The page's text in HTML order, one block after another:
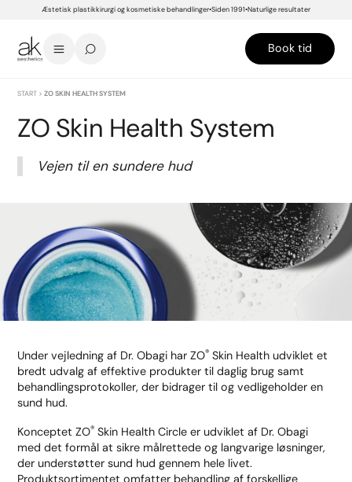
Æstetisk plastikkirurgi og kosmetiske behandlinger Siden 1991 Naturlige resultater
Book tid
START >ZO SKIN HEALTH SYSTEM
ZO Skin Health System
Vejen til en sundere hud
Under vejledning af Dr. Obagi har ZO® Skin Health udviklet et
bredt udvalg af effektive produkter til daglig brug samt
behandlingsprotokoller, der bidrager til og vedligeholder en
sund hud.
Konceptet ZO® Skin Health Circle er udviklet af Dr. Obagi
med det formål at sikre målrettede og langvarige løsninger,
der understøtter sund hud gennem hele livet.